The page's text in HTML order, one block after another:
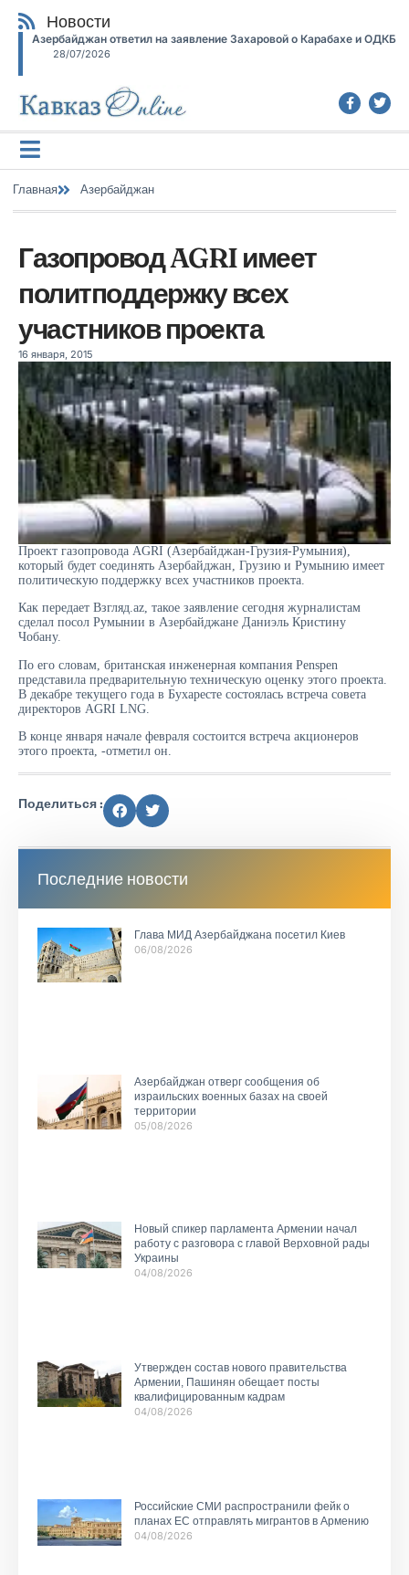
Новости
Азербайджан ответил на заявление Захаровой о Карабахе и ОДКБ
28/07/2026
Главная Азербайджан
Газопровод AGRI имеет
политподдержку всех
участников проекта
16 января, 2015
Проект газопровода AGRI (Азербайджан-Грузия-Румыния),
который будет соединять Азербайджан, Грузию и Румынию имеет
политическую поддержку всех участников проекта.
Как передает Взгляд.az, такое заявление сегодня журналистам
сделал посол Румынии в Азербайджане Даниэль Кристину
Чобану.
По его словам, британская инженерная компания Penspen
представила предварительную техническую оценку этого проекта.
В декабре текущего года в Бухаресте состоялась встреча совета
директоров AGRI LNG.
В конце января начале февраля состоится встреча акционеров
этого проекта, -отметил он.
Поделиться :
Последние новости
Глава МИД Азербайджана посетил Киев
06/08/2026
Азербайджан отверг сообщения об
израильских военных базах на своей
территории
05/08/2026
Новый спикер парламента Армении начал
работу с разговора с главой Верховной рады
Украины
04/08/2026
Утвержден состав нового правительства
Армении, Пашинян обещает посты
квалифицированным кадрам
04/08/2026
Российские СМИ распространили фейк о
планах ЕС отправлять мигрантов в Армению
04/08/2026